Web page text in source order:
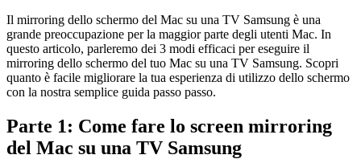
Il mirroring dello schermo del Mac su una TV Samsung è una
grande preoccupazione per la maggior parte degli utenti Mac. In
questo articolo, parleremo dei 3 modi efficaci per eseguire il
mirroring dello schermo del tuo Mac su una TV Samsung. Scopri
quanto è facile migliorare la tua esperienza di utilizzo dello schermo
con la nostra semplice guida passo passo.
Parte 1: Come fare lo screen mirroring
del Mac su una TV Samsung